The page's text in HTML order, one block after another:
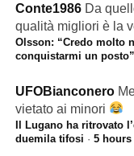
Conte1986 Da
qualità migliori è la
Olsson: “Credo molto
conquistarmi un posto”
UFOBianconero
vietato ai minori
Il Lugano ha ritrovato
duemila tifosi · 5 hours